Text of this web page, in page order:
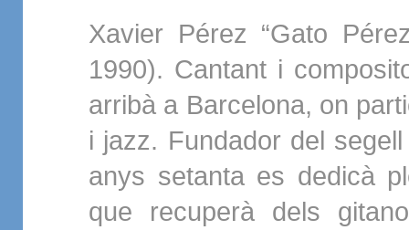
Xavier Pérez “Gato
1990). Cantant i
arribà a Barcelona, on
i jazz. Fundador del
anys setanta es dedicà
que recuperà dels